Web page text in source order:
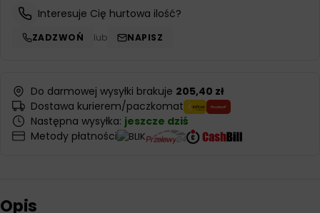
Interesuje Cię hurtowa ilość?
ZADZWOŃ lub NAPISZ
Do darmowej wysyłki brakuje 205,40 zł
Dostawa kurierem/paczkomat
Następna wysyłka: jeszcze dziś
Metody płatności
Opis